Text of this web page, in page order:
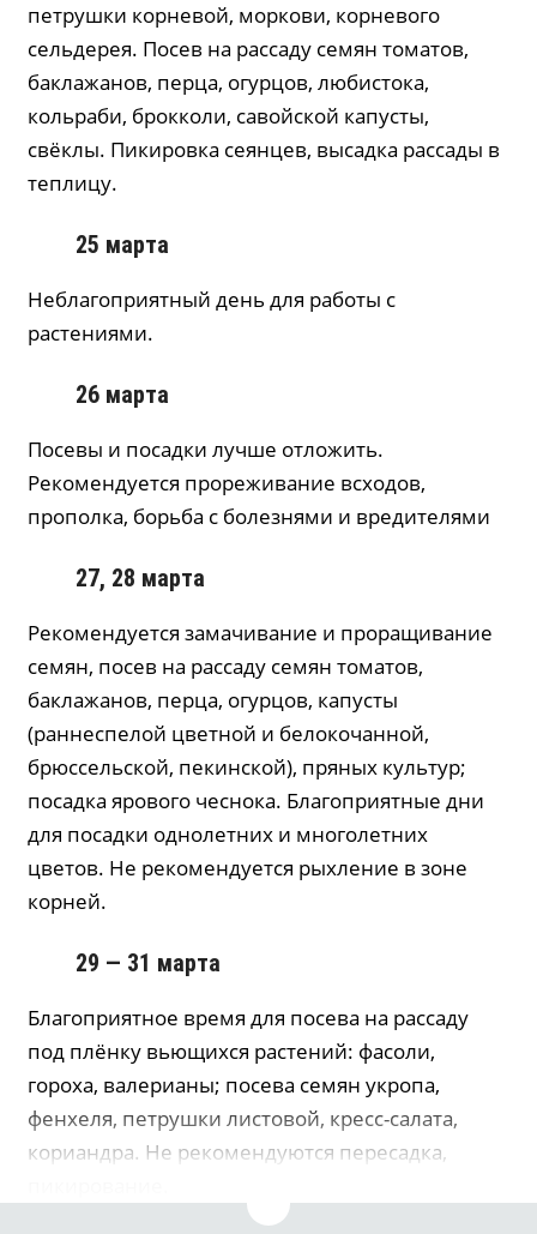
петрушки корневой, моркови, корневого
сельдерея. Посев на рассаду семян томатов,
баклажанов, перца, огурцов, любистока,
кольраби, брокколи, савойской капусты,
свёклы. Пикировка сеянцев, высадка рассады в
теплицу.
25 марта
Неблагоприятный день для работы с
растениями.
26 марта
Посевы и посадки лучше отложить.
Рекомендуется прореживание всходов,
прополка, борьба с болезнями и вредителями
27, 28 марта
Рекомендуется замачивание и проращивание
семян, посев на рассаду семян томатов,
баклажанов, перца, огурцов, капусты
(раннеспелой цветной и белокочанной,
брюссельской, пекинской), пряных культур;
посадка ярового чеснока. Благоприятные дни
для посадки однолетних и многолетних
цветов. Не рекомендуется рыхление в зоне
корней.
29 — 31 марта
Благоприятное время для посева на рассаду
под плёнку вьющихся растений: фасоли,
гороха, валерианы; посева семян укропа,
фенхеля, петрушки листовой, кресс-салата,
кориандра. Не рекомендуются пересадка,